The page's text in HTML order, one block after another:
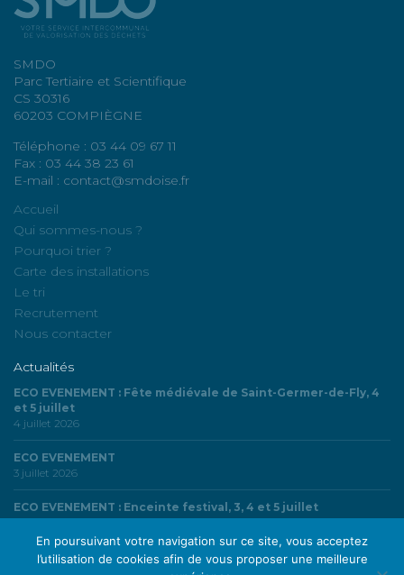
SMDO
Parc Tertiaire et Scientifique
CS 30316
60203 COMPIÈGNE
Téléphone : 03 44 09 67 11
Fax : 03 44 38 23 61
E-mail : contact@smdoise.fr
Accueil
Qui sommes-nous ?
Pourquoi trier ?
Carte des installations
Le tri
Recrutement
Nous contacter
Actualités
ECO EVENEMENT : Fête médiévale de Saint-Germer-de-Fly, 4
et 5 juillet
4 juillet 2026
ECO EVENEMENT
3 juillet 2026
ECO EVENEMENT : Enceinte festival, 3, 4 et 5 juillet
3 juillet 2026
En poursuivant votre navigation sur ce site, vous acceptez
l’utilisation de cookies afin de vous proposer une meilleure